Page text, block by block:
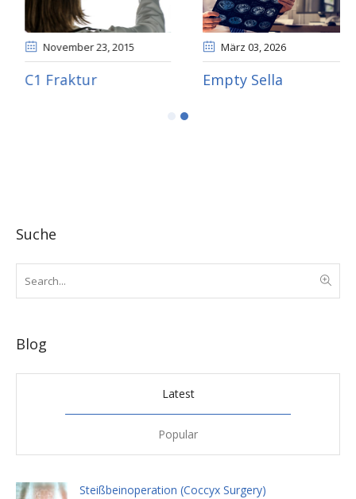
November 10, 2015 November 23, 2015
C1 Fraktur
Suche
Blog
Latest
Popular
Steißbeinoperation (Coccyx Surgery)